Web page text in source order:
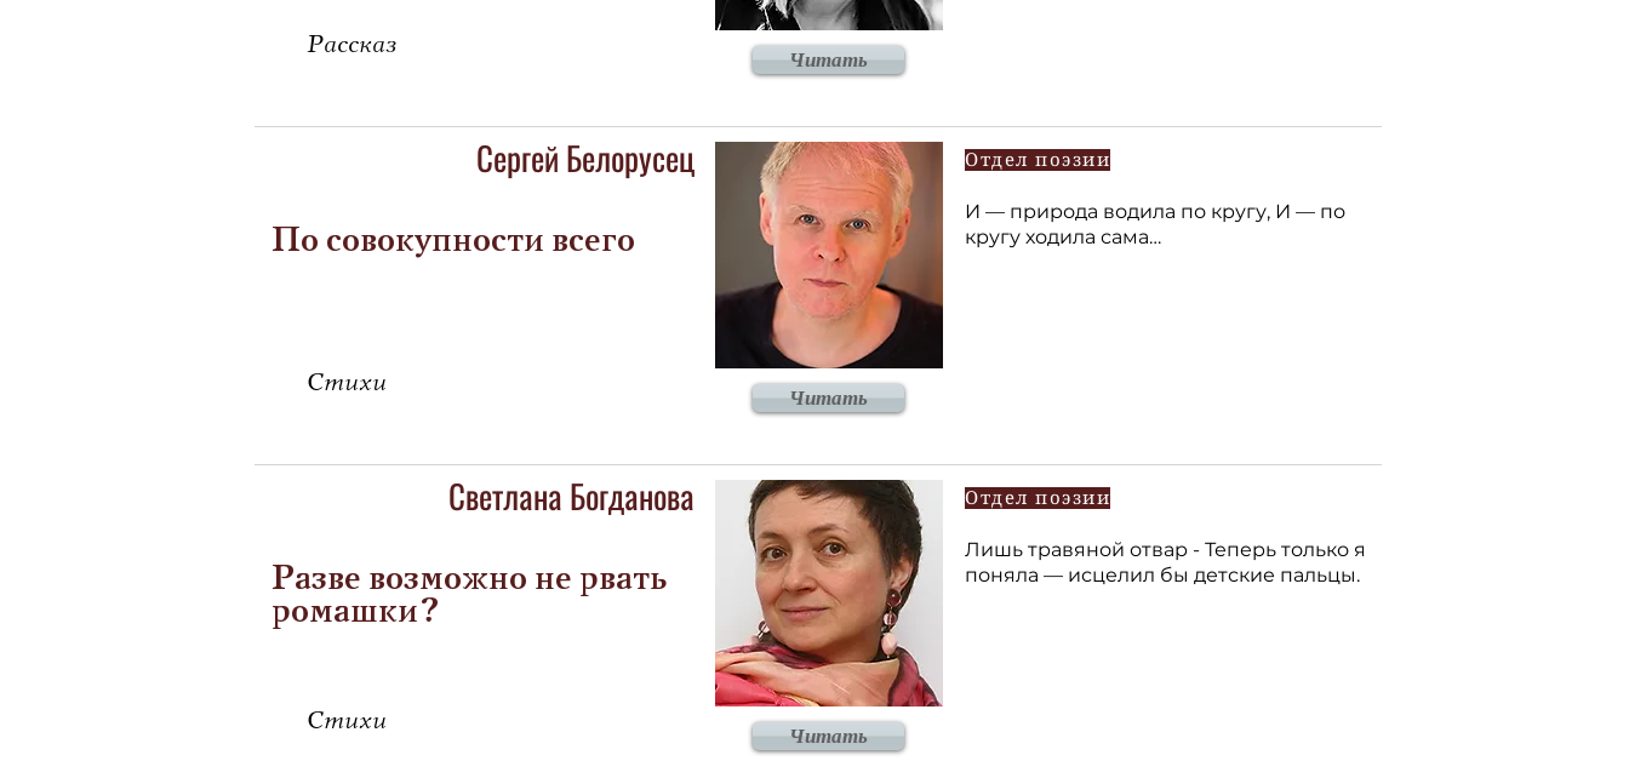
Рассказ Читать
Сергей Белорусец
По совокупности всего
Стихи Читать
Отдел поэзии
И — природа водила по кругу, И — по
кругу ходила сама…
Светлана Богданова
Разве возможно не рвать
ромашки?
Стихи Читать
Отдел поэзии
Лишь травяной отвар - Теперь только я
поняла — исцелил бы детские пальцы.